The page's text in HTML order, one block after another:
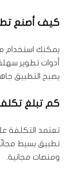
كيف أصنع
يمكنك استخدام
أدوات تطوير
يصبح التطبيق
كم تبلغ
تعتمد التكلفة
تطبيق بسيط
ومنصات مجانية.